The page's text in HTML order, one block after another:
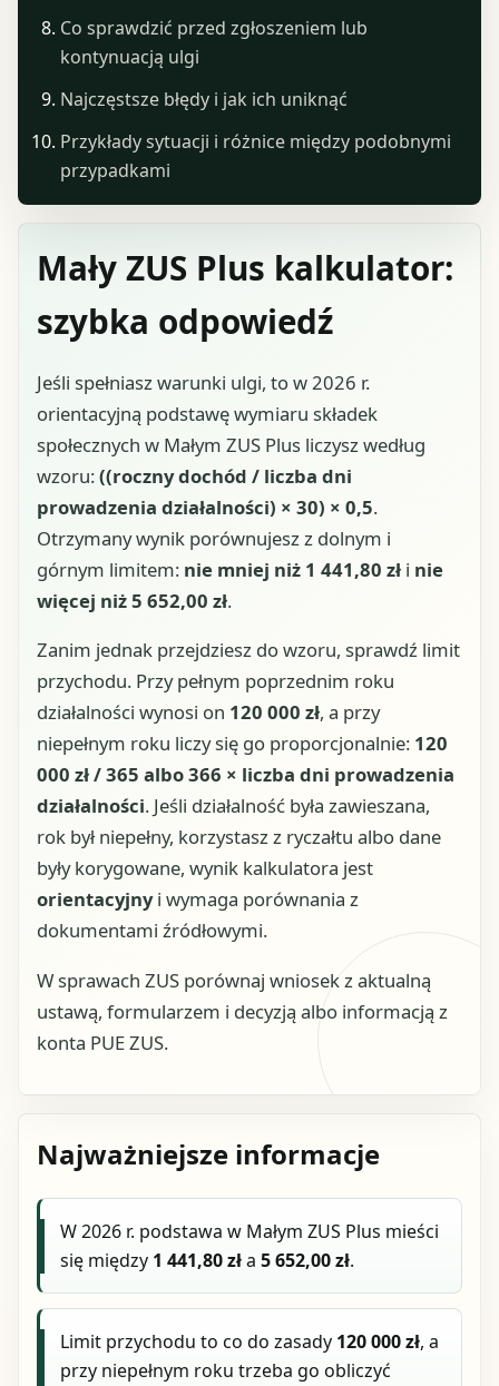
Mały ZUS Plus kalkulator:
szybka odpowiedź
Jeśli spełniasz warunki ulgi, to w 2026 r.
orientacyjną podstawę wymiaru składek
społecznych w Małym ZUS Plus liczysz według
wzoru:((roczny dochód / liczba dni
prowadzenia działalności) × 30) × 0,5.
Otrzymany wynik porównujesz z dolnym i
górnym limitem: nie mniej niż 1 441,80 zł i nie
więcej niż 5 652,00 zł.
Zanim jednak przejdziesz do wzoru, sprawdź limit
przychodu. Przy pełnym poprzednim roku
działalności wynosi on 120 000 zł, a przy
niepełnym roku liczy się go proporcjonalnie: 120
000 zł / 365 albo 366 × liczba dni prowadzenia
działalności. Jeśli działalność była zawieszana,
rok był niepełny, korzystasz z ryczałtu albo dane
były korygowane, wynik kalkulatora jest
orientacyjnyi wymaga porównania z
dokumentami źródłowymi.
W sprawach ZUS porównaj wniosek z aktualną
ustawą, formularzem i decyzją albo informacją z
konta PUE ZUS.
Najważniejsze informacje
W 2026 r. podstawa w Małym ZUS Plus mieści
się między 1 441,80 zła5 652,00 zł.
Limit przychodu to co do zasady 120 000 zł, a
przy niepełnym roku trzeba go obliczyć
Co sprawdzić przed zgłoszeniem lub
kontynuacją ulgi
Najczęstsze błędy i jak ich uniknąć
Przykłady sytuacji i różnice między podobnymi
przypadkami